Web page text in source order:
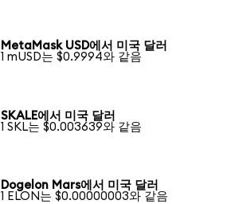
MetaMask USD에서 미국 달러
1 mUSD는 $0.9994와 같음
SKALE에서 미국 달러
1 SKL는 $0.003639와 같음
Dogelon Mars에서 미국 달러
1 ELON는 $0.00000003와 같음